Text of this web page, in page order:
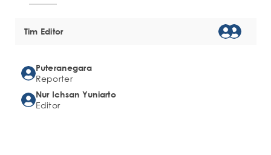
Tim Editor
Puteranegara
Reporter
Nur Ichsan Yuniarto
Editor